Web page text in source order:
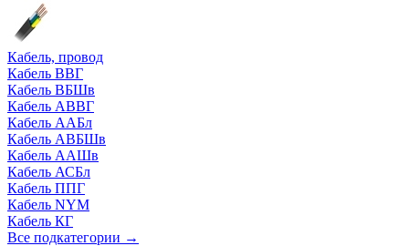
Кабель, провод
Кабель ВВГ
Кабель ВБШв
Кабель АВВГ
Кабель ААБл
Кабель АВБШв
Кабель ААШв
Кабель АСБл
Кабель ППГ
Кабель NYM
Кабель КГ
Все подкатегории →